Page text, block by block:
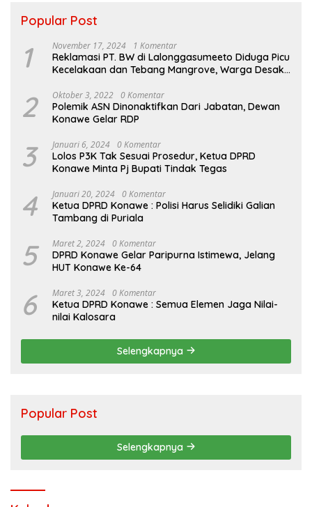
Popular Post
1 November 17, 2024 1 Komentar
Reklamasi PT. BW di Lalonggasumeeto Diduga Picu
Kecelakaan dan Tebang Mangrove, Warga Desak
2 Oktober 3, 2022 0 Komentar
Polemik ASN Dinonaktifkan Dari Jabatan, Dewan
Konawe Gelar RDP
3 Januari 6, 2024 0 Komentar
Lolos P3K Tak Sesuai Prosedur, Ketua DPRD
Konawe Minta Pj Bupati Tindak Tegas
4 Januari 20, 2024 0 Komentar
Ketua DPRD Konawe : Polisi Harus Selidiki Galian
Tambang di Puriala
5 Maret 2, 2024 0 Komentar
DPRD Konawe Gelar Paripurna Istimewa, Jelang
HUT Konawe Ke-64
6 Maret 3, 2024 0 Komentar
Ketua DPRD Konawe : Semua Elemen Jaga Nilai-
nilai Kalosara
Selengkapnya
Popular Post
Selengkapnya